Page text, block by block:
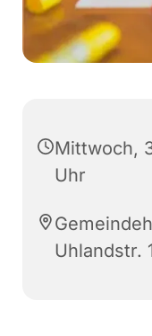
Mittwoch,
Uhr
Uhlandstr.